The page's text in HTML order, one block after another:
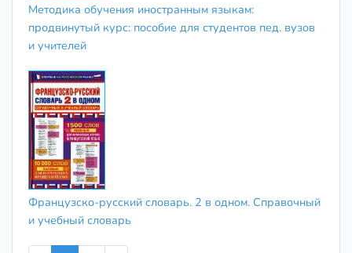
Методика обучения иностранным языкам:
продвинутый курс: пособие для студентов пед. вузов
и учителей
Французско-русский словарь. 2 в одном. Справочный
и учебный словарь